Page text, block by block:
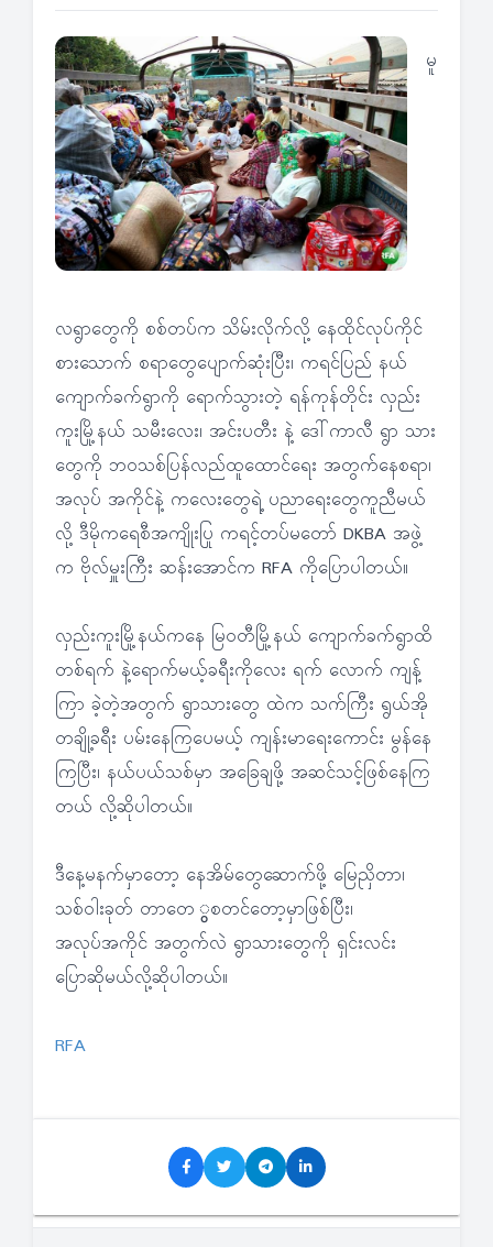
မူ
လရွာတွေကို စစ်တပ်က သိမ်းလိုက်လို့ နေထိုင်လုပ်ကိုင်
စားသောက် စရာတွေပျောက်ဆုံးပြီး၊ ကရင်ပြည် နယ်
ကျောက်ခက်ရွာကို ရောက်သွားတဲ့ ရန်ကုန်တိုင်း လှည်း
ကူးမြို့နယ် သမီးလေး၊ အင်းပတီး နဲ့ ဒေါ်ကာလီ ရွာ သား
တွေကို ဘဝသစ်ပြန်လည်ထူထောင်ရေး အတွက်နေစရာ၊
အလုပ် အကိုင်နဲ့ ကလေးတွေရဲ့ ပညာရေးတွေကူညီမယ်
လို့ ဒီမိုကရေစီအကျိုးပြု ကရင့်တပ်မတော် DKBA အဖွဲ့
က ဗိုလ်မှူးကြီး ဆန်းအောင်က RFA ကိုပြောပါတယ်။
လှည်းကူးမြို့နယ်ကနေ မြဝတီမြို့နယ် ကျောက်ခက်ရွာထိ
တစ်ရက် နဲ့ရောက်မယ့်ခရီးကိုလေး ရက် လောက် ကျန့်
ကြာ ခဲ့တဲ့အတွက် ရွာသားတွေ ထဲက သက်ကြီး ရွယ်အို
တချို့ခရီး ပမ်းနေကြပေမယ့် ကျန်းမာရေးကောင်း မွန်နေ
ကြပြီး၊ နယ်ပယ်သစ်မှာ အခြေချဖို့ အဆင်သင့်ဖြစ်နေကြ
တယ် လို့ဆိုပါတယ်။
ဒီနေ့မနက်မှာတော့ နေအိမ်တွေဆောက်ဖို့ မြေညှိတာ၊
သစ်ဝါးခုတ် တာတေ ွစတင်တော့မှာဖြစ်ပြီး၊
အလုပ်အကိုင် အတွက်လဲ ရွာသားတွေကို ရှင်းလင်း
ပြောဆိုမယ်လို့ဆိုပါတယ်။
RFA